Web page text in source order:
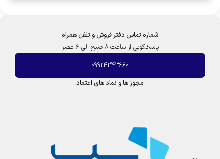
شماره تماس دفتر فروش و تلفن همراه
پاسخگویی از ساعت 8 صبح الی 6 عصر
09924343660
مجوز ها و نماد های اعتماد